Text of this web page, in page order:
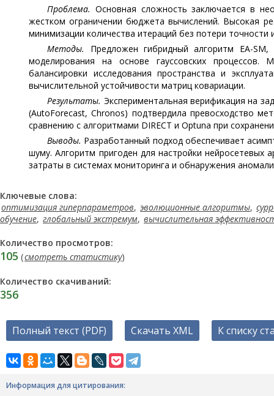
Проблема. Основная сложность заключается в
жестком ограничении бюджета вычислений. Высокая
минимизации количества итераций без потери
Методы.
Предложен гибридный алгоритм EA-
моделирования на основе гауссовских процессов.
балансировки исследования пространства и
вычислительной устойчивости матриц ковариации.
Результаты. Экспериментальная верификация на
(AutoForecast, Chronos) подтвердила превосходство
сравнению с алгоритмами DIRECT и Optuna при
Выводы. Разработанный подход обеспечивает
шуму. Алгоритм пригоден для настройки нейросетевых
затраты в системах мониторинга и обнаружения
Ключевые слова:
оптимизация гиперпараметров, эволюционные алгоритмы,
обучение, глобальный экстремум, вычислительная
Количество просмотров:
105 (смотреть статистику)
Количество скачиваний:
356
Полный текст (PDF) Скачать XML К списку
Информация для цитирования: